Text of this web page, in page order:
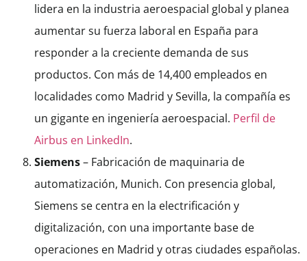
lidera en la industria aeroespacial global y planea
aumentar su fuerza laboral en España para
responder a la creciente demanda de sus
productos. Con más de 14,400 empleados en
localidades como Madrid y Sevilla, la compañía es
un gigante en ingeniería aeroespacial. Perfil de
Airbus en LinkedIn.
Siemens– Fabricación de maquinaria de
automatización, Munich. Con presencia global,
Siemens se centra en la electrificación y
digitalización, con una importante base de
operaciones en Madrid y otras ciudades españolas.